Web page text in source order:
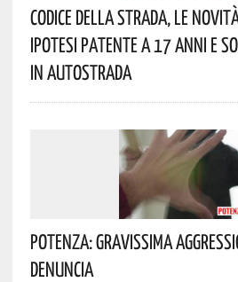
Codice Della Strada, Le
Ipotesi Patente A 17 Anni E
In Autostrada
Potenza: Gravissima
Denuncia